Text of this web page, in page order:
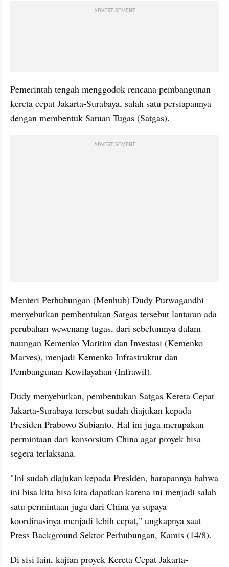
ADVERTISEMENT
Pemerintah tengah menggodok rencana pembangunan
kereta cepat Jakarta-Surabaya, salah satu persiapannya
dengan membentuk Satuan Tugas (Satgas).
ADVERTISEMENT
Menteri Perhubungan (Menhub) Dudy Purwagandhi
menyebutkan pembentukan Satgas tersebut lantaran ada
perubahan wewenang tugas, dari sebelumnya dalam
naungan Kemenko Maritim dan Investasi (Kemenko
Marves), menjadi Kemenko Infrastruktur dan
Pembangunan Kewilayahan (Infrawil).
Dudy menyebutkan, pembentukan Satgas Kereta Cepat
Jakarta-Surabaya tersebut sudah diajukan kepada
Presiden Prabowo Subianto. Hal ini juga merupakan
permintaan dari konsorsium China agar proyek bisa
segera terlaksana.
"Ini sudah diajukan kepada Presiden, harapannya bahwa
ini bisa kita bisa kita dapatkan karena ini menjadi salah
satu permintaan juga dari China ya supaya
koordinasinya menjadi lebih cepat," ungkapnya saat
Press Background Sektor Perhubungan, Kamis (14/8).
Di sisi lain, kajian proyek Kereta Cepat Jakarta-